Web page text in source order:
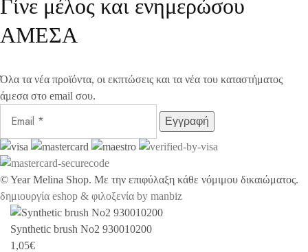
Γίνε μέλος και ενημερώσου
ΑΜΕΣΑ
Όλα τα νέα προϊόντα, οι εκπτώσεις και τα νέα του καταστήματος
άμεσα στο email σου.
©YearMelina Shop. Με την επιφύλαξη κάθε νόμιμου δικαιώματος.
δημιουργία eshop & φιλοξενία by manbiz
Synthetic brush No2 930010200
1,05€